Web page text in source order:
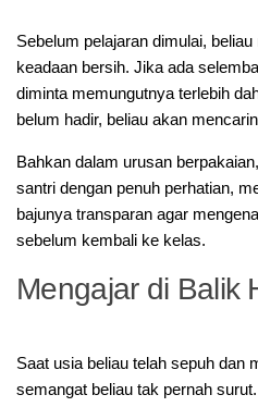
‎Sebelum pelajaran dimulai,
keadaan bersih. Jika ada
diminta memungutnya terlebih
belum hadir, beliau akan
Bahkan dalam urusan
santri dengan penuh perhatian,
bajunya transparan agar
sebelum kembali ke kelas.
Mengajar di Balik
‎Saat usia beliau telah sepuh dan
semangat beliau tak pernah surut.